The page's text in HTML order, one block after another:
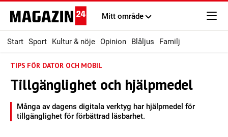
Mitt område
Start Sport Kultur & nöje Opinion Blåljus Familj
TIPS FÖR DATOR OCH MOBIL
Tillgänglighet och hjälpmedel
Många av dagens digitala verktyg har hjälpmedel för
tillgänglighet för förbättrad läsbarhet.